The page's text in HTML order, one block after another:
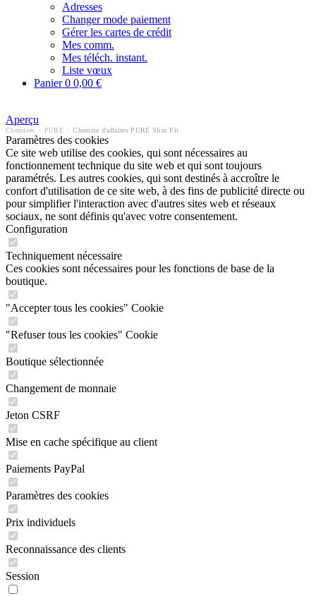
Adresses
Changer mode paiement
Gérer les cartes de crédit
Mes comm.
Mes téléch. instant.
Liste vœux
Panier0 0,00 €
Aperçu
Chemises PURE Chemise d'affaires PURE Slim Fit
Paramètres des cookies
Ce site web utilise des cookies, qui sont nécessaires au
fonctionnement technique du site web et qui sont toujours
paramétrés. Les autres cookies, qui sont destinés à accroître le
confort d'utilisation de ce site web, à des fins de publicité directe ou
pour simplifier l'interaction avec d'autres sites web et réseaux
sociaux, ne sont définis qu'avec votre consentement.
Configuration
Techniquement nécessaire
Ces cookies sont nécessaires pour les fonctions de base de la
boutique.
"Accepter tous les cookies" Cookie
"Refuser tous les cookies" Cookie
Boutique sélectionnée
Changement de monnaie
Jeton CSRF
Mise en cache spécifique au client
Paiements PayPal
Paramètres des cookies
Prix individuels
Reconnaissance des clients
Session